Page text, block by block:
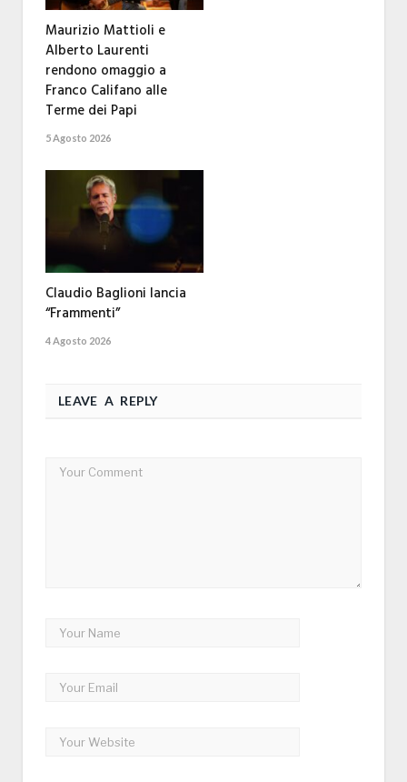
Maurizio Mattioli e
Alberto Laurenti
rendono omaggio a
Franco Califano alle
Terme dei Papi
5 Agosto 2026
Claudio Baglioni lancia
“Frammenti”
4 Agosto 2026
LEAVE A REPLY